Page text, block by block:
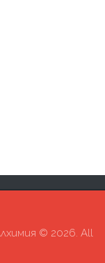
© 2026. All